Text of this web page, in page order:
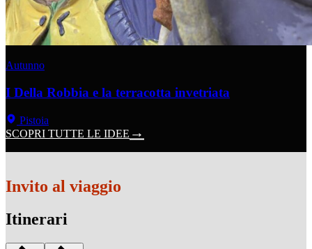
Autunno
I Della Robbia e la terracotta invetriata
Pistoia
SCOPRI TUTTE LE IDEE
Invito al viaggio
Itinerari